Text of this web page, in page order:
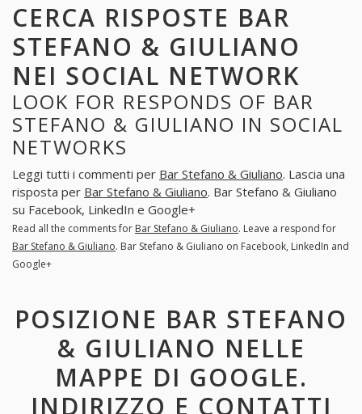
CERCA RISPOSTE BAR
STEFANO & GIULIANO
NEI SOCIAL NETWORK
LOOK FOR RESPONDS OF BAR
STEFANO & GIULIANO IN SOCIAL
NETWORKS
Leggi tutti i commenti per Bar Stefano & Giuliano. Lascia una
risposta per Bar Stefano & Giuliano. Bar Stefano & Giuliano
su Facebook, LinkedIn e Google+
Read all the comments for Bar Stefano & Giuliano. Leave a respond for
Bar Stefano & Giuliano. Bar Stefano & Giuliano on Facebook, LinkedIn and
Google+
POSIZIONE BAR STEFANO
& GIULIANO NELLE
MAPPE DI GOOGLE.
INDIRIZZO E CONTATTI